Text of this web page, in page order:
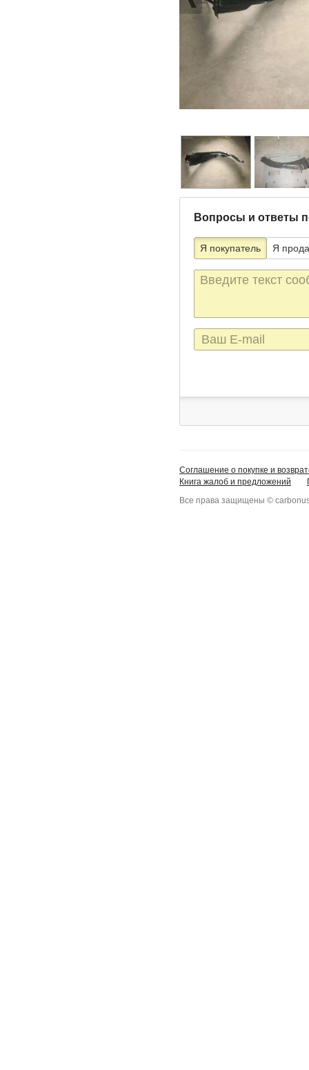
Вопросы и ответы
Я покупатель Я
Текст
сообщения
E-
mail
Соглашение о покупке и
Книга жалоб и предложений
Все права защищены ©